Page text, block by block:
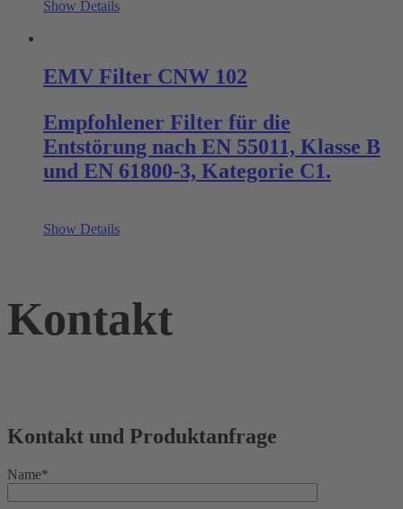
Show Details
EMV Filter CNW 102
Empfohlener Filter für die
Entstörung nach EN 55011, Klasse B
und EN 61800-3, Kategorie C1.
Show Details
Kontakt
Kontakt und Produktanfrage
Name*